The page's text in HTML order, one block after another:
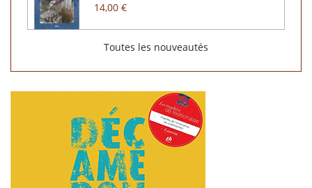
14,00 €
Toutes les nouveautés